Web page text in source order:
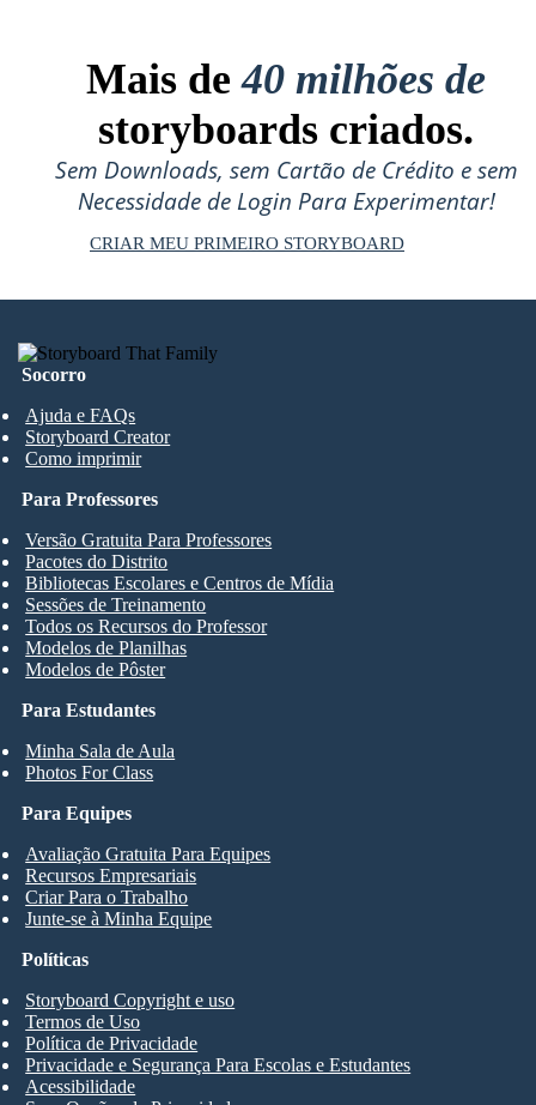
Mais de40 milhões de
storyboards criados.
Sem Downloads, sem Cartão de Crédito e sem
Necessidade de Login Para Experimentar!
CRIAR MEU PRIMEIRO STORYBOARD
Socorro
Ajuda e FAQs
Storyboard Creator
Como imprimir
Para Estudantes
Minha Sala de Aula
Photos For Class
Para Professores
Versão Gratuita Para Professores
Pacotes do Distrito
Bibliotecas Escolares e Centros de Mídia
Sessões de Treinamento
Todos os Recursos do Professor
Modelos de Planilhas
Modelos de Pôster
Para Equipes
Avaliação Gratuita Para Equipes
Recursos Empresariais
Criar Para o Trabalho
Junte-se à Minha Equipe
Políticas
Storyboard Copyright e uso
Termos de Uso
Política de Privacidade
Privacidade e Segurança Para Escolas e Estudantes
Acessibilidade